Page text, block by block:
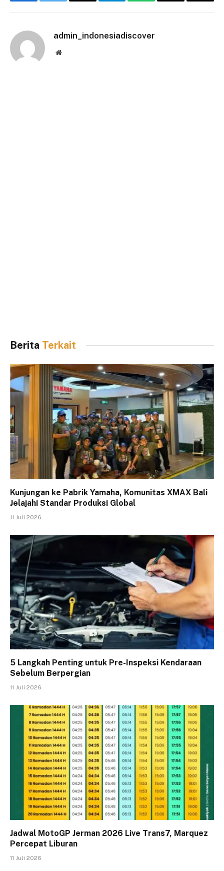
admin_indonesiadiscover
Website
Berita Terkait
Kunjungan ke Pabrik Yamaha, Komunitas XMAX Bali
Jelajahi Standar Produksi Global
11 Juli 2026
5 Langkah Penting untuk Pre-Inspeksi Kendaraan
Sebelum Berpergian
11 Juli 2026
Jadwal MotoGP Jerman 2026 Live Trans7, Marquez
Percepat Liburan
11 Juli 2026